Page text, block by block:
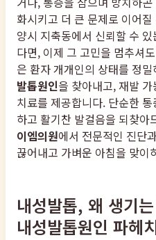
화시키고 더 큰 문제로 이어
양시 지축동에서 신뢰할 수
다면, 이제 그 고민을 멈추셔
은 환자 개개인의 상태를 정
발톱원인을 찾아내고, 재발
치료를 제공합니다. 단순한
하고 활기찬 발걸음을 되찾아
이엠의원에서 전문적인 진단
끊어내고 가벼운 아침을 맞이
내성발톱, 왜 생기
내성발톱원인 파헤